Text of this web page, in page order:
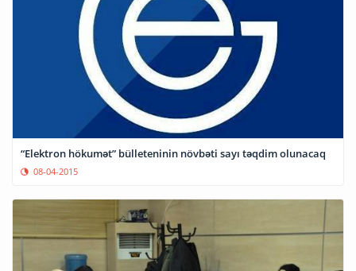
“Elektron hökumət” bülleteninin növbəti sayı təqdim olunacaq
08-04-2015